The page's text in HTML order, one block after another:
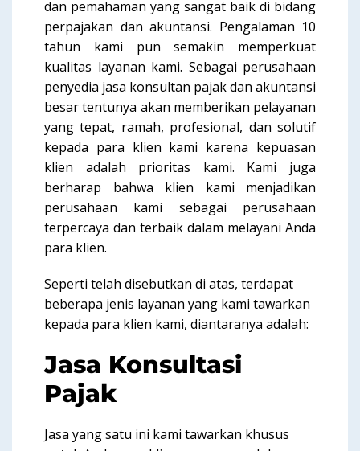
dan pemahaman yang sangat baik di bidang
perpajakan dan akuntansi. Pengalaman 10
tahun kami pun semakin memperkuat
kualitas layanan kami. Sebagai perusahaan
penyedia jasa konsultan pajak dan akuntansi
besar tentunya akan memberikan pelayanan
yang tepat, ramah, profesional, dan solutif
kepada para klien kami karena kepuasan
klien adalah prioritas kami. Kami juga
berharap bahwa klien kami menjadikan
perusahaan kami sebagai perusahaan
terpercaya dan terbaik dalam melayani Anda
para klien.
Seperti telah disebutkan di atas, terdapat
beberapa jenis layanan yang kami tawarkan
kepada para klien kami, diantaranya adalah:
Jasa Konsultasi
Pajak
Jasa yang satu ini kami tawarkan khusus